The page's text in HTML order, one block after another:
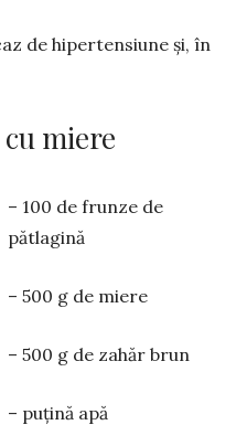
de hipertensiune și, în
miere
– 100 de frunze de
pătlagină
– 500 g de miere
– 500 g de zahăr brun
– puțină apă